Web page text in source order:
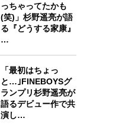
っちゃってたかも
(笑)」杉野遥亮が語
る『どうする家康』
…
「最初はちょっ
と…｣FINEBOYSグ
ランプリ杉野遥亮が
語るデビュー作で共
演し…